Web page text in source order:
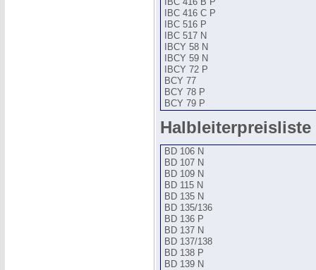
IBC 416 B P
IBC 416 C P
IBC 516 P
IBC 517 N
IBCY 58 N
IBCY 59 N
IBCY 72 P
BCY 77
BCY 78 P
BCY 79 P
Halbleiterpreisliste
BD 106 N
BD 107 N
BD 109 N
BD 115 N
BD 135 N
BD 135/136
BD 136 P
BD 137 N
BD 137/138
BD 138 P
BD 139 N